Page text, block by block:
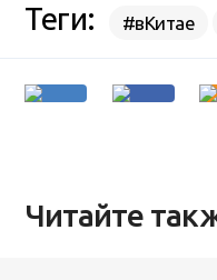
Теги: #вКитае
Читайте